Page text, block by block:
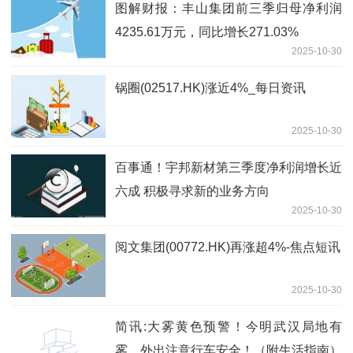
图解财报：丰山集团前三季归母净利润
4235.61万元，同比增长271.03%
2025-10-30
锅圈(02517.HK)涨近4%_每日资讯
2025-10-30
百事通！宇邦新材第三季度净利润增长近
六成 积极寻求新的业务方向
2025-10-30
阅文集团(00772.HK)再涨超4%-焦点短讯
2025-10-30
简讯:大雾黄色预警！今明武汉局地有